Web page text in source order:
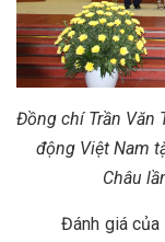
Đồng chí Trần Văn
động Việt Nam
Châu
Đánh giá của